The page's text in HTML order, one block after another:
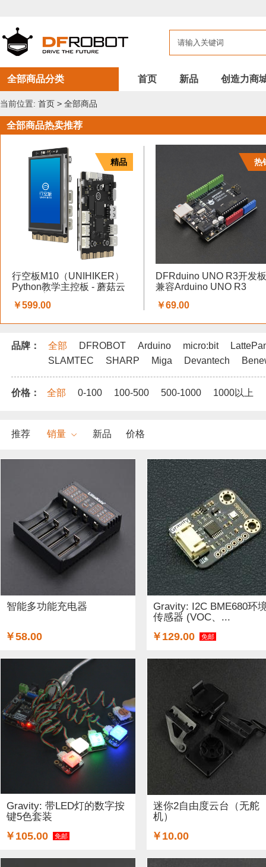
商
品
全部商品分类 首页 新品 创造力商
当前位置: 首页 > 全部商品
全部商品热卖推荐
精品
行空板M10（UNIHIKER）
Python教学主控板 - 蘑菇云
￥599.00
热
DFRduino UNO R3开发
兼容Arduino UNO R3
￥69.00
品牌： 全部 DFROBOT Arduino micro:bit
SLAMTEC
SHARP Miga Devantech
价格： 全部 0-100 100-500 500-1000 1000以上
推荐 销量 新品 价格
智能多功能充电器
￥58.00
Gravity: I2C BME680环
传感器 (VOC、...
￥129.00 免邮
Gravity: 带LED灯的数字按
键5色套装
￥105.00 免邮
迷你2自由度云台（无舵
机）
￥10.00